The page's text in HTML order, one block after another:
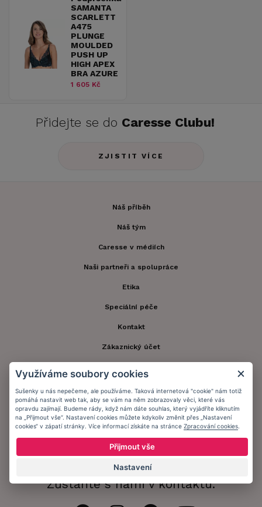
SAMANTA
SCARLETT
A475
PLUNGE
MOULDED
PUSH UP
HIGH APEX
BRA AZURE
1 605 Kč
Přidejte se do Caresse Clubu!
ZJISTIT VÍCE
Náš příběh
Náš tým
Caresse v médiích
Naši partneři a spolupráce
Etika
Speciální péče
Kontakt
Zákaznický účet
Doprava a platba
Obchodní podmínky
Ochrana osobních údajů
Informační memorandum
Zůstaňte s námi v kontaktu.
Využíváme soubory cookies
Sušenky u nás nepečeme, ale používáme. Taková internetová "cookie" nám totiž
pomáhá nastavit web tak, aby se vám na něm zobrazovaly věci, které vás
opravdu zajímají. Budeme rády, když nám dáte souhlas, který vyjádříte kliknutím
na „Přijmout vše“. Nastavení cookies můžete kdykoliv změnit přes „Nastavení
cookies“ v zápatí stránky. Více informací získáte na stránce Zpracování cookies
Přijmout vše
Nastavení